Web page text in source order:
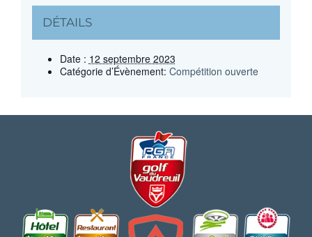
DÉTAILS
Date : 12 septembre 2023
Catégorie d’Évènement: Compétition ouverte